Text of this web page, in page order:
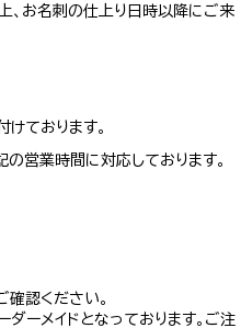
、お名刺の仕上り日時以降にご来
ております。
営業時間に対応しております。
確認ください。
ーメイドとなっております。ご注